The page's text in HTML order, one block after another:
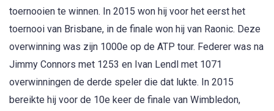
toernooien te winnen. In 2015 won hij voor het eerst het
toernooi van Brisbane, in de finale won hij van Raonic. Deze
overwinning was zijn 1000e op de ATP tour. Federer was na
Jimmy Connors met 1253 en Ivan Lendl met 1071
overwinningen de derde speler die dat lukte. In 2015
bereikte hij voor de 10e keer de finale van Wimbledon,